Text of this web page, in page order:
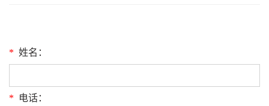
* 姓名：
* 电话：